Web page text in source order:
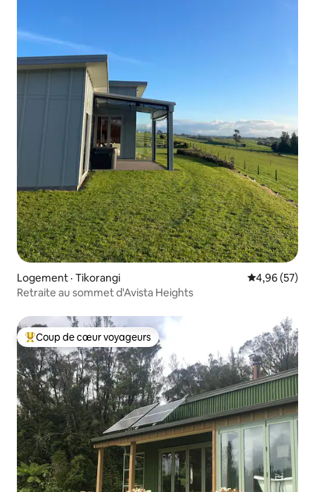
Logement · Tikorangi Note
4,96 (57)
Retraite au sommet d'Avista Heights
Coup de cœur voyageurs parmi les plus aimés
Coup de cœur voyageurs